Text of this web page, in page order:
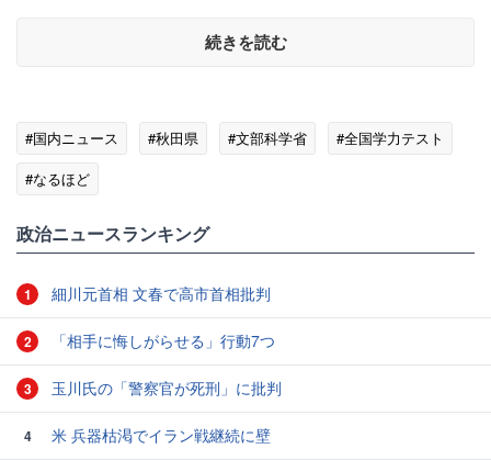
続きを読む
#国内ニュース #秋田県 #文部科学省
#全国学力テスト
#なるほど
政治ニュースランキング
1 細川元首相 文春で高市首相批判
2 「相手に悔しがらせる」行動7つ
3 玉川氏の「警察官が死刑」に批判
4 米 兵器枯渇でイラン戦継続に壁